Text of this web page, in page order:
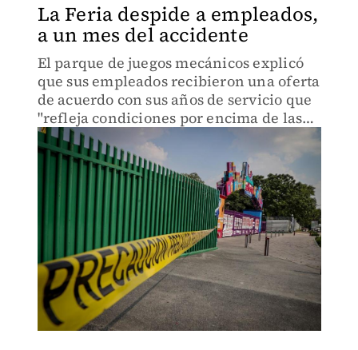
La Feria despide a empleados,
a un mes del accidente
El parque de juegos mecánicos explicó
que sus empleados recibieron una oferta
de acuerdo con sus años de servicio que
"refleja condiciones por encima de las
que señala la ley".